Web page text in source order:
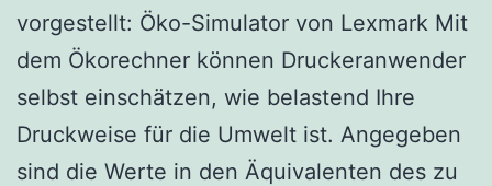
vorgestellt: Öko-Simulator von Lexmark Mit
dem Ökorechner können Druckeranwender
selbst einschätzen, wie belastend Ihre
Druckweise für die Umwelt ist. Angegeben
sind die Werte in den Äquivalenten des zu